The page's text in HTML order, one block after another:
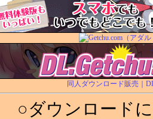
同人ダウンロード販売｜
○ダウンロード